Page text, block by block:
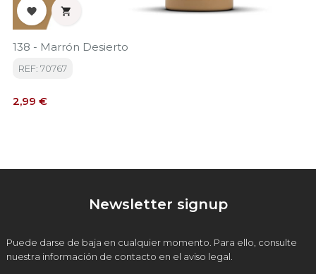
 
138 - Marrón Desierto
REF: 70767
Precio
2,99 €
Newsletter signup
Puede darse de baja en cualquier momento. Para ello, consulte
nuestra información de contacto en el aviso legal.